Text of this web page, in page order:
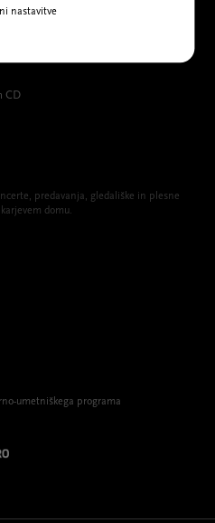
CD
predavanja, gledališke in plesne
domu.
umetniškega programa
nastavitve